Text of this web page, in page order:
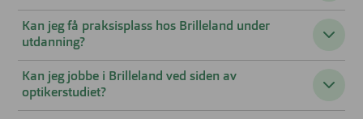
Kan jeg få praksisplass hos Brilleland under
utdanning?
Kan jeg jobbe i Brilleland ved siden av
optikerstudiet?